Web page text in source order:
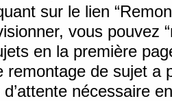
sur le lien
vous pouvez
en la première
remontage de sujet a
nécessaire